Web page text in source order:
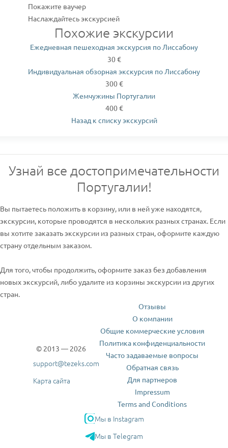
Покажите ваучер
Наслаждайтесь экскурсией
Похожие экскурсии
Ежедневная пешеходная экскурсия по Лиссабону
30 €
Индивидуальная обзорная экскурсия по Лиссабону
300 €
Жемчужины Португалии
400 €
Назад к списку экскурсий
Узнай все достопримечательности
Португалии!
Вы пытаетесь положить в корзину, или в ней уже находятся,
экскурсии, которые проводятся в нескольких разных странах. Если
вы хотите заказать экскурсии из разных стран, оформите каждую
страну отдельным заказом.
Для того, чтобы продолжить, оформите заказ без добавления
новых экскурсий, либо удалите из корзины экскурсии из других
стран.
© 2013 — 2026
support@tezeks.com
Карта сайта
Отзывы
О компании
Общие коммерческие условия
Политика конфиденциальности
Часто задаваемые вопросы
Обратная связь
Для партнеров
Impressum
Terms and Conditions
Мы в Instagram
Мы в Telegram